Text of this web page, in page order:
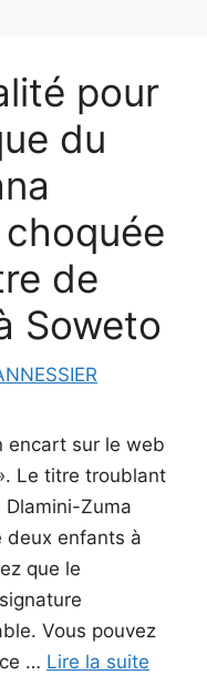
pour
du
de
Soweto
encart sur le web
Le titre troublant
Zuma
deux enfants à
que le
Vous pouvez
… Lire la suite